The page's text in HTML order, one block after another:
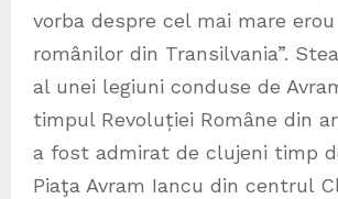
vorba despre cel mai mare
românilor din Transilvania”.
al unei legiuni conduse de
timpul Revoluției Române din
a fost admirat de clujeni timp
Piaţa Avram Iancu din centrul